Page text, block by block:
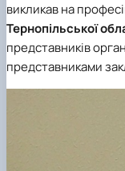
викликав на
Тернопільської
представників
представниками